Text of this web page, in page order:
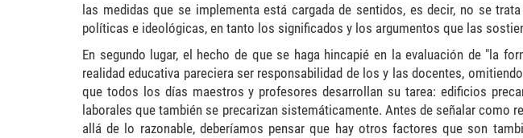
las medidas que se implementa está cargada de sentidos, es decir, no se
políticas e ideológicas, en tanto los significados y los argumentos que las
En segundo lugar, el hecho de que se haga hincapié en la evaluación de "la
realidad educativa pareciera ser responsabilidad de los y las docentes,
que todos los días maestros y profesores desarrollan su tarea: edificios
laborales que también se precarizan sistemáticamente. Antes de señalar como
allá de lo razonable, deberíamos pensar que hay otros factores que son